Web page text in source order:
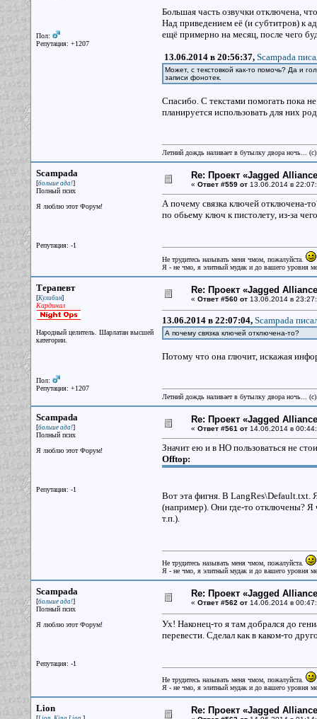
Пол:
Репутация: +1207
Большая часть озвучки отключена,
Над приведением её (и субтитров) к
ещё примерно на месяц, после чего
13.06.2014 в 20:56:37, Scampada
Может, с текстовкой как-то помочь? Да и
записи фонотек.
Спасибо. С текстами помогать пока
планируется использовать для них
Летний дождь наливает в бутылку двора ночь...
Scampada
[больше ада!]
Полный псих
Я люблю этот Форум!
Репутация: -1
Re: Проект «Jagged
« Ответ #559 от13.06.2014 в
А почему связка ключей отключена-
по обьему ключ к пистолету, из-за
Не трудитесь называть меня чмом, пожалуйста.
Я - не чмо, я элитный мудак и до вашего уровня
Терапевт
[Кулибин]
Кардинал
Народный целитель. Шарлатан высшей
категории.
Пол:
Репутация: +1207
Re: Проект «Jagged
« Ответ #560 от13.06.2014 в
13.06.2014 в 22:07:04, Scampada
А почему связка ключей отключена-то?
Потому что она глючит, искажая
Летний дождь наливает в бутылку двора ночь...
Scampada
[больше ада!]
Полный псих
Я люблю этот Форум!
Репутация: -1
Re: Проект «Jagged
« Ответ #561 от14.06.2014 в
Значит ею и в НО пользоваться не
Offtop:
Вот эта фигня. В
(например). Они где-то отключены? Я
т.п.).
Не трудитесь называть меня чмом, пожалуйста.
Я - не чмо, я элитный мудак и до вашего уровня
Scampada
[больше ада!]
Полный псих
Я люблю этот Форум!
Репутация: -1
Re: Проект «Jagged
« Ответ #562 от14.06.2014 в
Ух! Наконец-то я там добрался до
перевести. Сделал как в каком-то
Не трудитесь называть меня чмом, пожалуйста.
Я - не чмо, я элитный мудак и до вашего уровня
Lion Re: Проект «Jagged